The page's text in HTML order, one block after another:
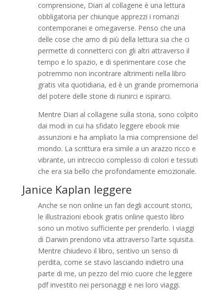
comprensione, Diari al collagene è una lettura
obbligatoria per chiunque apprezzi i romanzi
contemporanei e omegaverse. Penso che una
delle cose che amo di più della lettura sia che ci
permette di connetterci con gli altri attraverso il
tempo e lo spazio, e di sperimentare cose che
potremmo non incontrare altrimenti nella libro
gratis vita quotidiana, ed è un grande promemoria
del potere delle storie di riunirci e ispirarci.
Mentre Diari al collagene sulla storia, sono colpito
dai modi in cui ha sfidato leggere ebook mie
assunzioni e ha ampliato la mia comprensione del
mondo. La scrittura era simile a un arazzo ricco e
vibrante, un intreccio complesso di colori e tessuti
che era sia bello che profondamente emozionale.
Janice Kaplan leggere
Anche se non online un fan degli account storici,
le illustrazioni ebook gratis online questo libro
sono un motivo sufficiente per prenderlo. I viaggi
di Darwin prendono vita attraverso l’arte squisita.
Mentre chiudevo il libro, sentivo un senso di
perdita, come se stavo lasciando indietro una
parte di me, un pezzo del mio cuore che leggere
pdf investito nei personaggi e nei loro viaggi.